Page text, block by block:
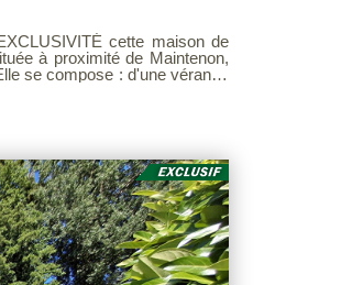
à proximité de Maintenon,
page 3 sur notre site